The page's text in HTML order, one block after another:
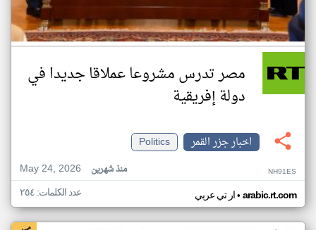
مصر تدرس مشروعا عملاقا جديدا في
دولة إفريقية
اخبار جزر القمر
Politics
May 24, 2026
منذ شهرين NH91ES
ار تي عربي• arabic.rt.com عدد الكلمات: ٢٥٤